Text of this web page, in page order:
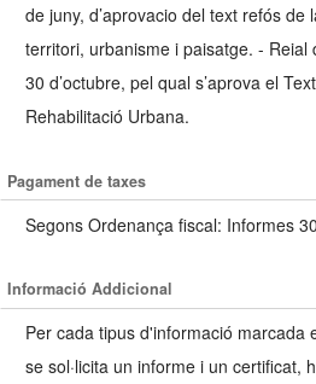
de juny, d’aprovacio del text refós de
territori, urbanisme i paisatge. -
30 d’octubre, pel qual s’aprova el
Rehabilitació Urbana.
Pagament de taxes
Segons Ordenança fiscal: Informes
Informació Addicional
Per cada tipus d'informació marcada
se sol·licita un informe i un certificat,